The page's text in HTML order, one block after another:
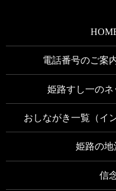
電話番号のご案
姫路すし一の
おしながき一覧（イ
姫路の地
信